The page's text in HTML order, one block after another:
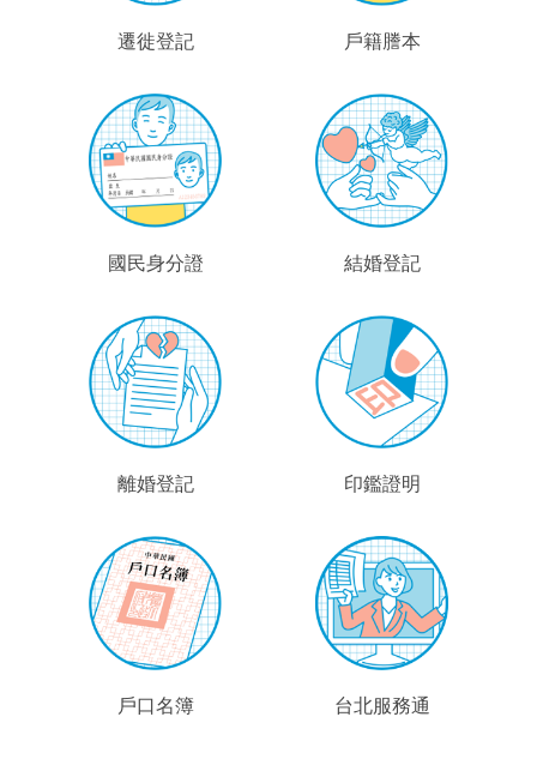
遷徙登記 戶籍謄本
國民身分證 結婚登記
離婚登記 印鑑證明
戶口名簿 台北服務通